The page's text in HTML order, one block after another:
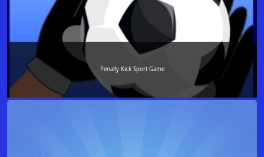
Penalty Kick Sport Game